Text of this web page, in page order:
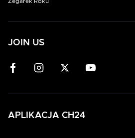
JOIN US
APLIKACJA CH24